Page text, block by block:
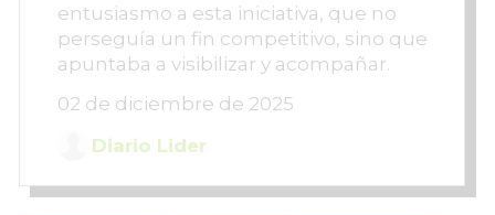
entusiasmo a esta iniciativa, que no
perseguía un fin competitivo, sino que
apuntaba a visibilizar y acompañar.
02 de diciembre de 2025
Diario Lider